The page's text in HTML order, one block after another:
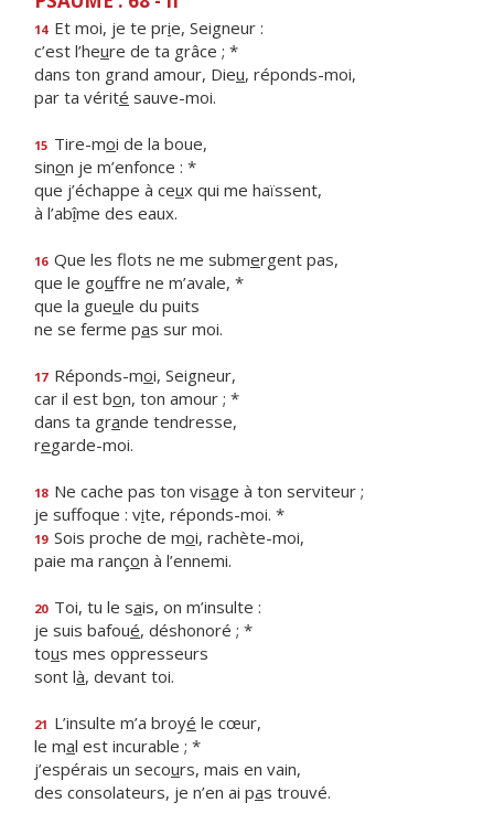
14 Et moi, je te prie, Seigneur :
c’est l’heure de ta grâce ; *
dans ton grand amour, Dieu, réponds-moi,
par ta vérité sauve-moi.
15 Tire-moi de la boue,
sinon je m’enfonce : *
que j’échappe à ceux qui me haïssent,
à l’abîme des eaux.
16 Que les flots ne me submergent pas,
que le gouffre ne m’avale, *
que la gueule du puits
ne se ferme pas sur moi.
17 Réponds-moi, Seigneur,
car il est bon, ton amour ; *
dans ta grande tendresse,
regarde-moi.
18 Ne cache pas ton visage à ton serviteur ;
je suffoque : vite, réponds-moi. *
19 Sois proche de moi, rachète-moi,
paie ma rançon à l’ennemi.
20 Toi, tu le sais, on m’insulte :
je suis bafoué, déshonoré ; *
tous mes oppresseurs
sont là, devant toi.
21 L’insulte m’a broyé le cœur,
le mal est incurable ; *
j’espérais un secours, mais en vain,
des consolateurs, je n’en ai pas trouvé.